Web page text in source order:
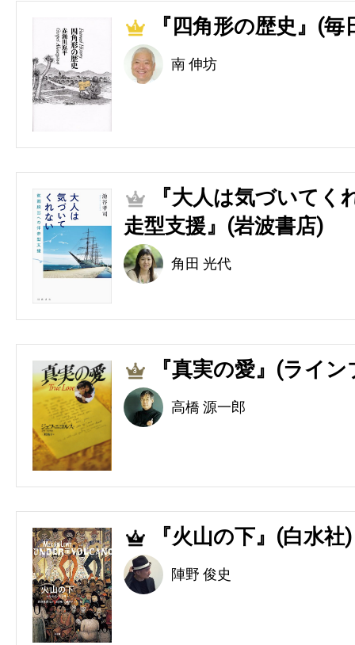
1 『四角形の歴史』(毎
南 伸坊
2
『大人は気づいてく
走型支援』(岩波書店)
角田 光代
3 『真実の愛』(ライ
高橋 源一郎
4 『火山の下』(白水社)
陣野 俊史